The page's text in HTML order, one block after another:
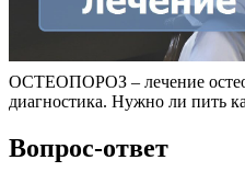
ОСТЕОПОРОЗ – лечение
диагностика. Нужно ли пить
Вопрос-ответ